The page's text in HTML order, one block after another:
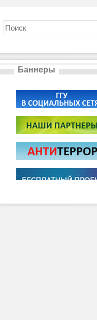
Баннеры